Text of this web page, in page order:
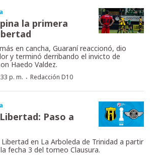
la primera
en cancha, Guaraní reaccionó, dio
y terminó derribando el invicto de
Haedo Valdez.
p. m. · Redacción D10
Paso a
en La Arboleda de Trinidad a partir
fecha 3 del torneo Clausura.